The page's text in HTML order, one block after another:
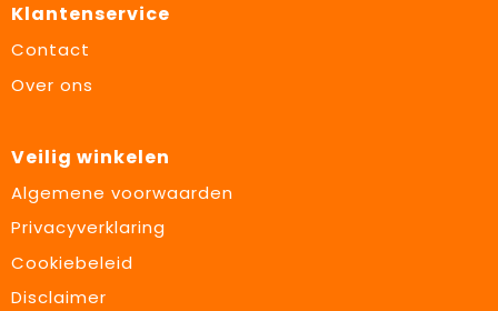
Klantenservice
Contact
Over ons
Veilig winkelen
Algemene voorwaarden
Privacyverklaring
Cookiebeleid
Disclaimer